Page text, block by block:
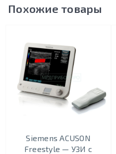
Похожие товары
Siemens ACUSON
Freestyle — УЗИ с